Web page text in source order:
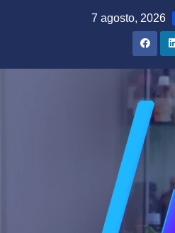
7 agosto, 2026